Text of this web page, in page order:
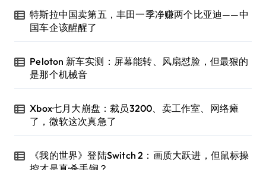
特斯拉中国卖第五，丰田一季净赚两个比亚迪——中
国车企该醒醒了
Peloton 新车实测：屏幕能转、风扇怼脸，但最狠的
是那个机械音
Xbox七月大崩盘：裁员3200、卖工作室、网络瘫
了，微软这次真急了
《我的世界》登陆Switch 2：画质大跃进，但鼠标操